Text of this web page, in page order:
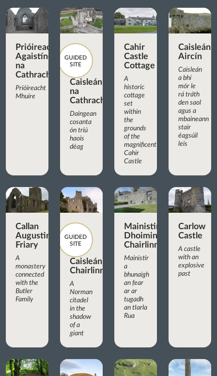
Prióireacht
Agaistíneach
na
Cathrach
Prióireacht
Mhuire
GUIDED
SITE
Caisleán
na
Cathrach
Daingean
cosanta
ón tríú
haois
déag
Cahir
Castle
Cottage
A
historic
cottage
set
within
the
grounds
of the
magnificent
Cahir
Castle
Caisleán
Aircín
Caisleán
a bhí
mór le
rá tráth
den saol
agus a
mbaineann
stair
éagsúil
leis
Callan
Augustinian
Friary
A
monastery
connected
with the
Butler
Family
GUIDED
SITE
Caisleán
Chairlinn
A
Norman
citadel
in the
shadow
of a
giant
Mainistir
Dhoiminiceach
Chairlinn
Mainistir
a
bhunaigh
an fear
ar ar
tugadh
an tIarla
Rua
Carlow
Castle
A castle
with an
explosive
past